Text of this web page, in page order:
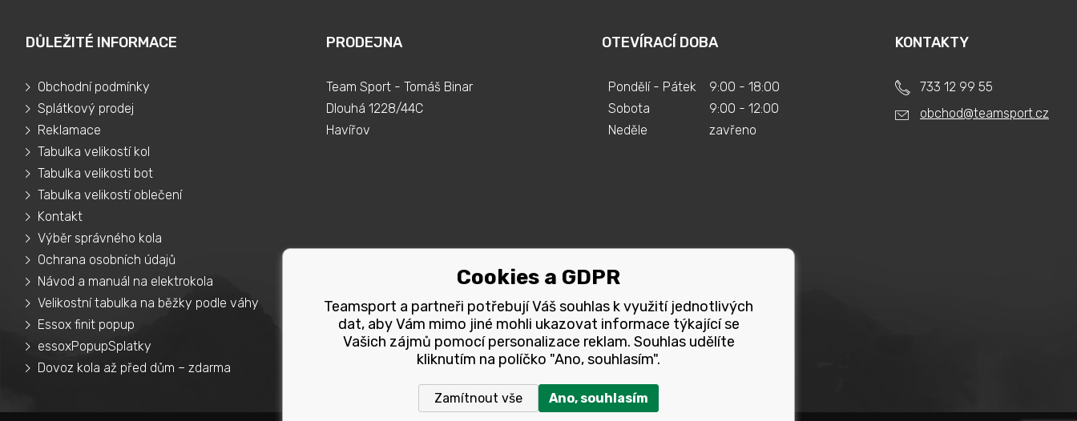
DŮLEŽITÉ INFORMACE
Obchodní podmínky
Splátkový prodej
Reklamace
Tabulka velikostí kol
Tabulka velikosti bot
Tabulka velikostí oblečení
Kontakt
Výběr správného kola
Ochrana osobních údajů
Návod a manuál na elektrokola
Velikostní tabulka na běžky podle váhy
Essox finit popup
essoxPopupSplatky
Dovoz kola až před dům – zdarma
PRODEJNA
Team Sport - Tomáš Binar
Dlouhá 1228/44C
Havířov
OTEVÍRACÍ DOBA
Pondělí - Pátek
Sobota
Neděle
9:00 - 18:00
9:00 - 12:00
zavřeno
KONTAKTY
733 12 99 55
obchod@teamsport.cz
Cookies a GDPR
Teamsport a partneři potřebují Váš souhlas k využití jednotlivých
dat, aby Vám mimo jiné mohli ukazovat informace týkající se
Vašich zájmů pomocí personalizace reklam. Souhlas udělíte
kliknutím na políčko "Ano, souhlasím".
Zamítnout vše
Ano, souhlasím